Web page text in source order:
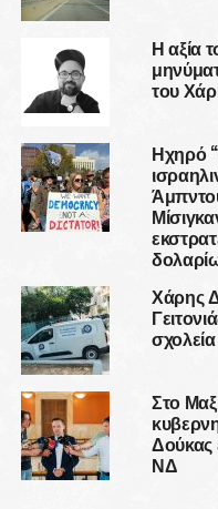
Η αξία
του
Ηχηρό
Χάρης
σχολεία
Στο
Δούκας
ΝΔ